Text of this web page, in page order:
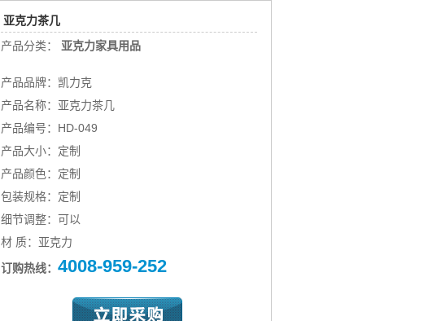
亚克力茶几
产品分类： 亚克力家具用品
产品品牌：凯力克
产品名称：亚克力茶几
产品编号：HD-049
产品大小：定制
产品颜色：定制
包装规格：定制
细节调整：可以
材 质：亚克力
订购热线： 4008-959-252